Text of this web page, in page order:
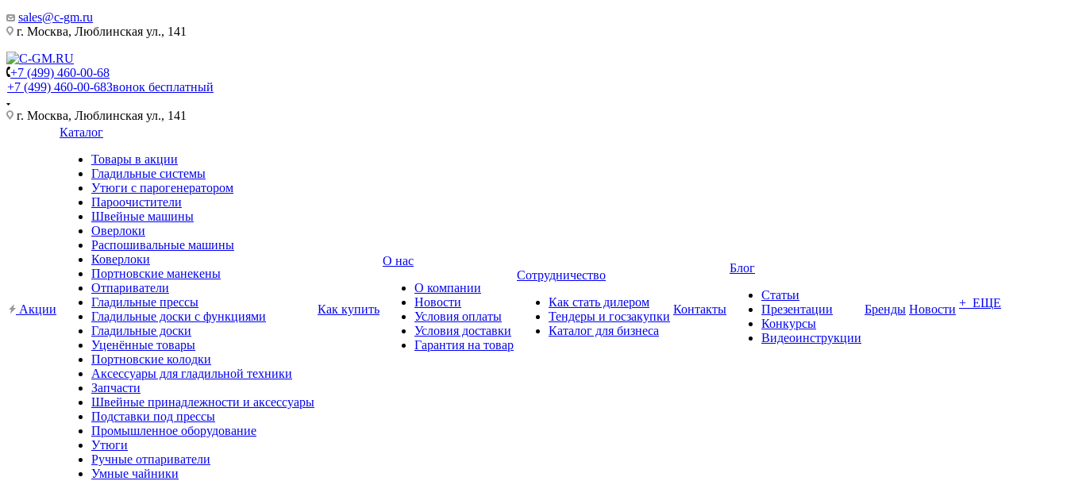
sales@c-gm.ru
г. Москва, Люблинская ул., 141
+7 (499) 460-00-68
+7 (499) 460-00-68Звонок бесплатный
г. Москва, Люблинская ул., 141
Акции
Каталог
Товары в акции
Гладильные системы
Утюги с парогенератором
Пароочистители
Швейные машины
Оверлоки
Распошивальные машины
Коверлоки
Портновские манекены
Отпариватели
Гладильные прессы
Гладильные доски с функциями
Гладильные доски
Уценённые товары
Портновские колодки
Аксессуары для гладильной техники
Запчасти
Швейные принадлежности и аксессуары
Подставки под прессы
Промышленное оборудование
Утюги
Ручные отпариватели
Умные чайники
Как купить
О нас
О компании
Новости
Условия оплаты
Условия доставки
Гарантия на товар
Сотрудничество
Как стать дилером
Тендеры и госзакупки
Каталог для бизнеса
Контакты
Блог
Статьи
Презентации
Конкурсы
Видеоинструкции
Бренды Новости + ЕЩЕ